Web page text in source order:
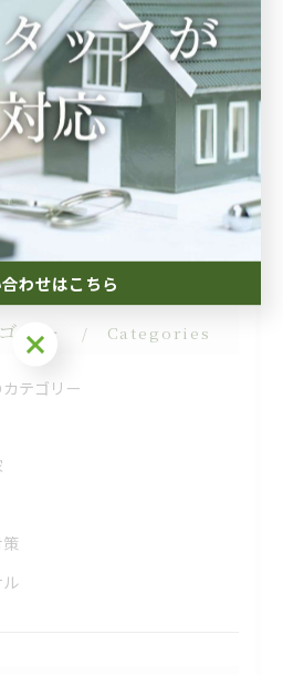
一覧に戻る 次のページ >
タグ
#特例 #相続
リー Categories
テゴリー
合わせはこちら
わせはこちら